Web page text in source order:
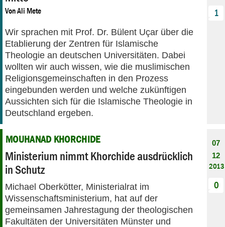
VonAli Mete
Wir sprachen mit Prof. Dr. Bülent Uçar über die
Etablierung der Zentren für Islamische
Theologie an deutschen Universitäten. Dabei
wollten wir auch wissen, wie die muslimischen
Religionsgemeinschaften in den Prozess
eingebunden werden und welche zukünftigen
Aussichten sich für die Islamische Theologie in
Deutschland ergeben.
1
MOUHANAD KHORCHIDE
Ministerium nimmt Khorchide ausdrücklich
in Schutz
Michael Oberkötter, Ministerialrat im
Wissenschaftsministerium, hat auf der
gemeinsamen Jahrestagung der theologischen
Fakultäten der Universitäten Münster und
07
12
2013
0